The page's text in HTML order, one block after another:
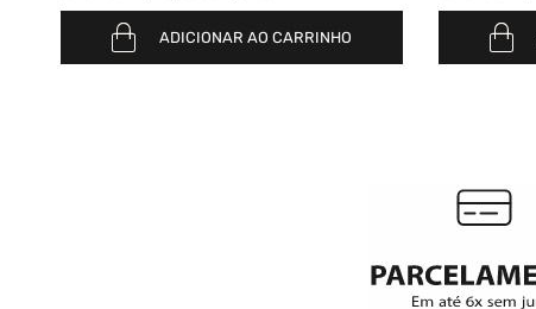
ADICIONAR AO CARRINHO